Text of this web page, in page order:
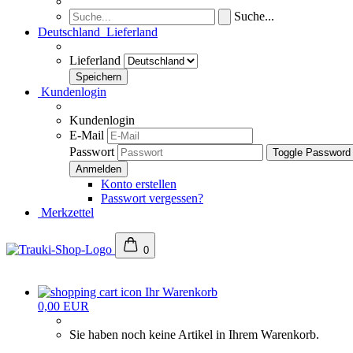
Suche...
Deutschland Lieferland
Lieferland
Kundenlogin
Kundenlogin
E-Mail
Passwort
Toggle
Konto erstellen
Passwort vergessen?
Merkzettel
0
Ihr Warenkorb
0,00 EUR
Sie haben noch keine Artikel in Ihrem Warenkorb.